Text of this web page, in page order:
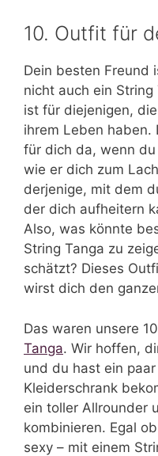
10. Outfit für
Dein besten Freund
nicht auch ein
ist für diejenigen,
ihrem Leben haben.
für dich da, wenn
wie er dich zum
derjenige, mit dem
der dich aufheitern
Also, was könnte
String Tanga zu
schätzt? Dieses
wirst dich den
Das waren unsere
Tanga. Wir hoffen,
und du hast ein
Kleiderschrank
ein toller Allrounder
kombinieren. Egal
sexy – mit einem